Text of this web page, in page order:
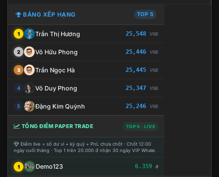
BẢNG XẾP HẠNG TOP 5
1 Trần Thị Hương 25,548 VNĐ
2 Võ Hữu Phong 25,446 VNĐ
3 Trần Ngọc Hà 25,445 VNĐ
4 Võ Duy Phong 25,347 VNĐ
5 Đặng Kim Quỳnh 25,246 VNĐ
TỔNG ĐIỂM PAPER TRADE TOP 5 · LIVE
Điểm live = số dư ví + ký quỹ + PnL chưa chốt · Chốt 12:00
ngày cuối tháng · Top 1 trên 20.000 đ nhận 30 ngày VIP Whale.
1 Demo123 6.359 đ